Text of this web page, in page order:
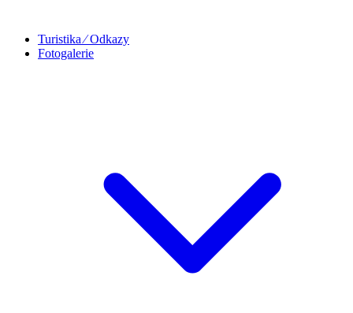
Turistika ⁄ Odkazy
Fotogalerie